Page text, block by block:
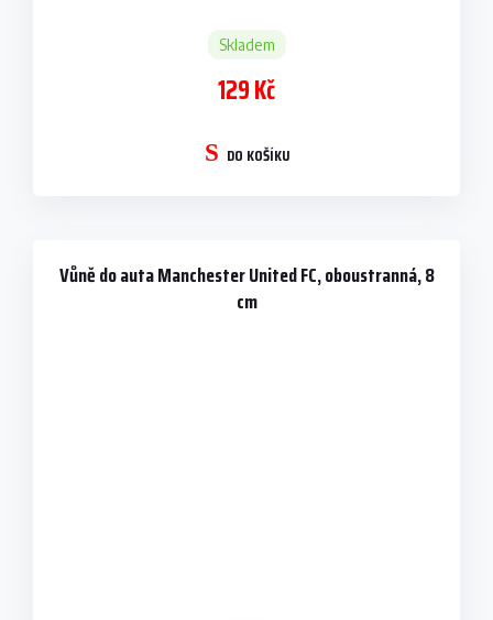
Skladem
129 Kč
DO KOŠÍKU
Vůně do auta Manchester United FC, oboustranná, 8
cm